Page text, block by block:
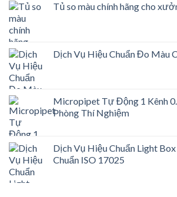
Tủ so màu chính hãng cho
Dịch Vụ Hiệu Chuẩn Đo Màu
Micropipet Tự Động 1 Kênh
Phòng Thí Nghiệm
Dịch Vụ Hiệu Chuẩn Light
Chuẩn ISO 17025